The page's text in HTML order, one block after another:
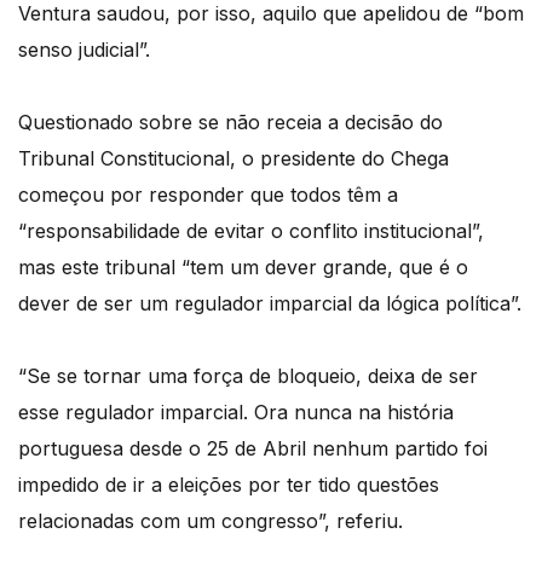
Ventura saudou, por isso, aquilo que apelidou de “bom
senso judicial”.
Questionado sobre se não receia a decisão do
Tribunal Constitucional, o presidente do Chega
começou por responder que todos têm a
“responsabilidade de evitar o conflito institucional”,
mas este tribunal “tem um dever grande, que é o
dever de ser um regulador imparcial da lógica política”.
“Se se tornar uma força de bloqueio, deixa de ser
esse regulador imparcial. Ora nunca na história
portuguesa desde o 25 de Abril nenhum partido foi
impedido de ir a eleições por ter tido questões
relacionadas com um congresso”, referiu.